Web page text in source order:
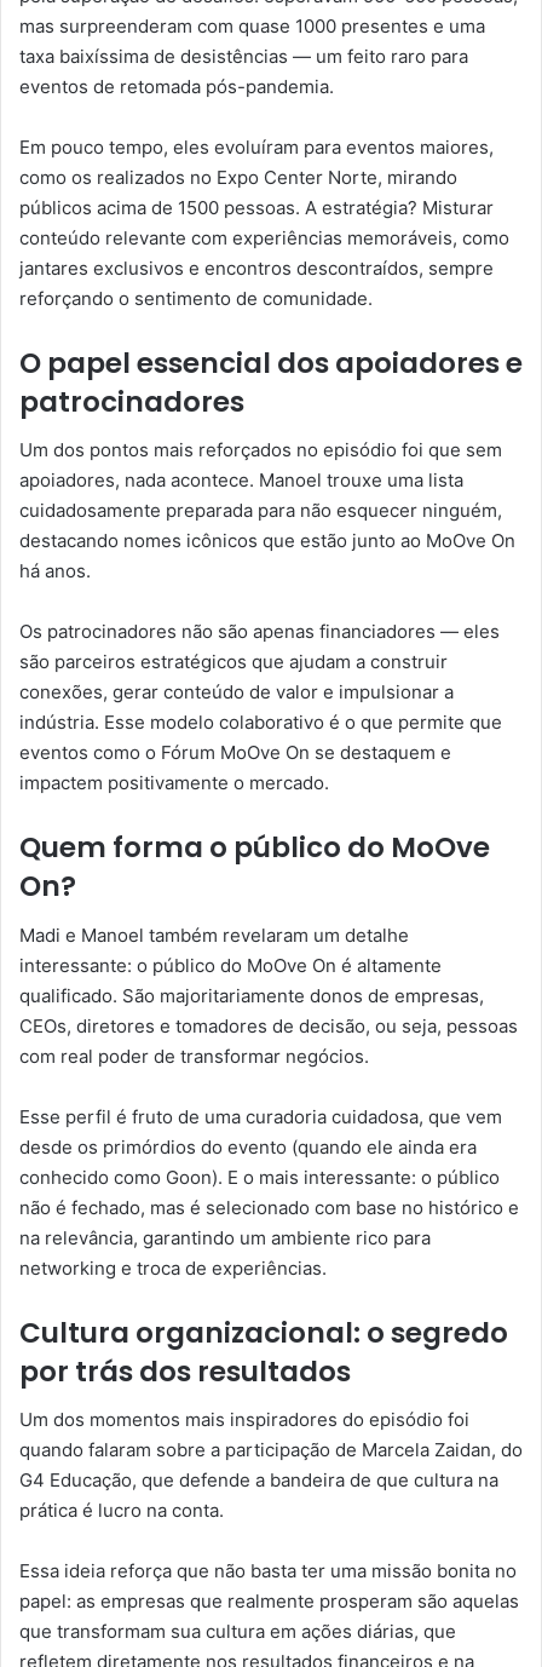
mas surpreenderam com quase 1000 presentes e uma
taxa baixíssima de desistências — um feito raro para
eventos de retomada pós-pandemia.
Em pouco tempo, eles evoluíram para eventos maiores,
como os realizados no Expo Center Norte, mirando
públicos acima de 1500 pessoas. A estratégia? Misturar
conteúdo relevante com experiências memoráveis, como
jantares exclusivos e encontros descontraídos, sempre
reforçando o sentimento de comunidade.
O papel essencial dos apoiadores e
patrocinadores
Um dos pontos mais reforçados no episódio foi que sem
apoiadores, nada acontece. Manoel trouxe uma lista
cuidadosamente preparada para não esquecer ninguém,
destacando nomes icônicos que estão junto ao MoOve On
há anos.
Os patrocinadores não são apenas financiadores — eles
são parceiros estratégicos que ajudam a construir
conexões, gerar conteúdo de valor e impulsionar a
indústria. Esse modelo colaborativo é o que permite que
eventos como o Fórum MoOve On se destaquem e
impactem positivamente o mercado.
Quem forma o público do MoOve
On?
Madi e Manoel também revelaram um detalhe
interessante: o público do MoOve On é altamente
qualificado. São majoritariamente donos de empresas,
CEOs, diretores e tomadores de decisão, ou seja, pessoas
com real poder de transformar negócios.
Esse perfil é fruto de uma curadoria cuidadosa, que vem
desde os primórdios do evento (quando ele ainda era
conhecido como Goon). E o mais interessante: o público
não é fechado, mas é selecionado com base no histórico e
na relevância, garantindo um ambiente rico para
networking e troca de experiências.
Cultura organizacional: o segredo
por trás dos resultados
Um dos momentos mais inspiradores do episódio foi
quando falaram sobre a participação de Marcela Zaidan, do
G4 Educação, que defende a bandeira de que cultura na
prática é lucro na conta.
Essa ideia reforça que não basta ter uma missão bonita no
papel: as empresas que realmente prosperam são aquelas
que transformam sua cultura em ações diárias, que
refletem diretamente nos resultados financeiros e na